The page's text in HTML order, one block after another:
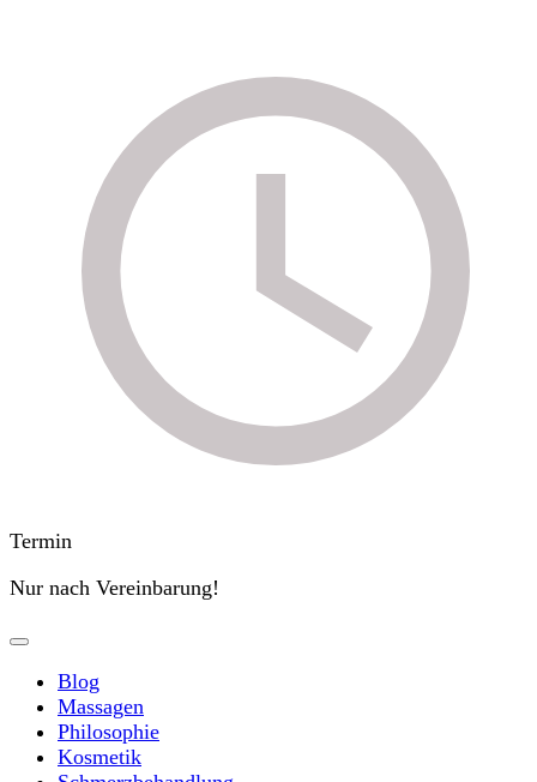
Termin
Nur nach Vereinbarung!
Blog
Massagen
Philosophie
Kosmetik